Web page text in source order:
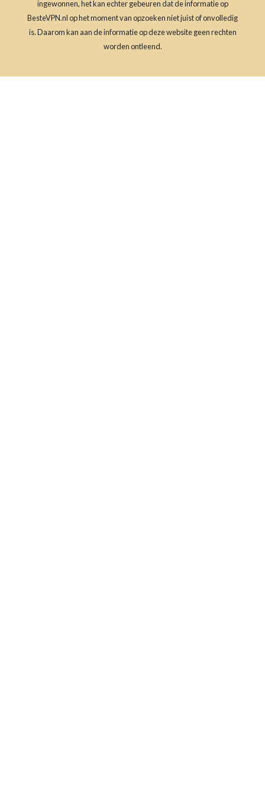
ingewonnen, het kan echter gebeuren dat de informatie op
BesteVPN.nl op het moment van opzoeken niet juist of onvolledig
is. Daarom kan aan de informatie op deze website geen rechten
worden ontleend.